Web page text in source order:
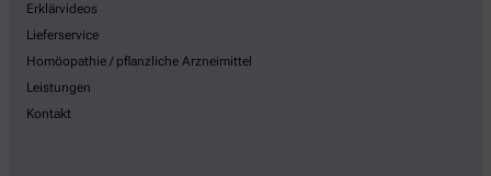
Erklärvideos
Lieferservice
Homöopathie / pflanzliche Arzneimittel
Leistungen
Kontakt